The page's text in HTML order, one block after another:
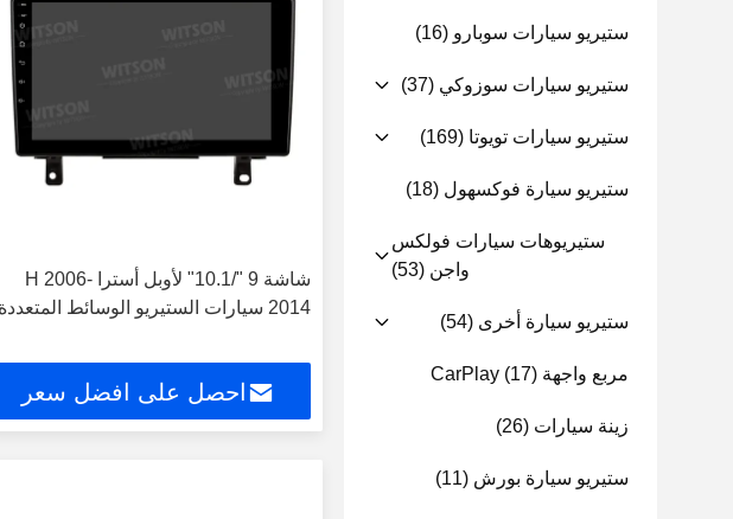
ستيريو سيارات سوبارو (16)
ستيريو سيارات سوزوكي (37)
ستيريو سيارات تويوتا (169)
ستيريو سيارة فوكسهول (18)
ستيريوهات سيارات فولكس
واجن (53)
ستيريو سيارة أخرى (54)
مربع واجهة CarPlay (17)
زينة سيارات (26)
ستيريو سيارة بورش (11)
شاشة 9 "/10.1" لأوبل أسترا H 2006-
2014 سيارات الستيريو الوسائط المتعددة
احصل على افضل سعر